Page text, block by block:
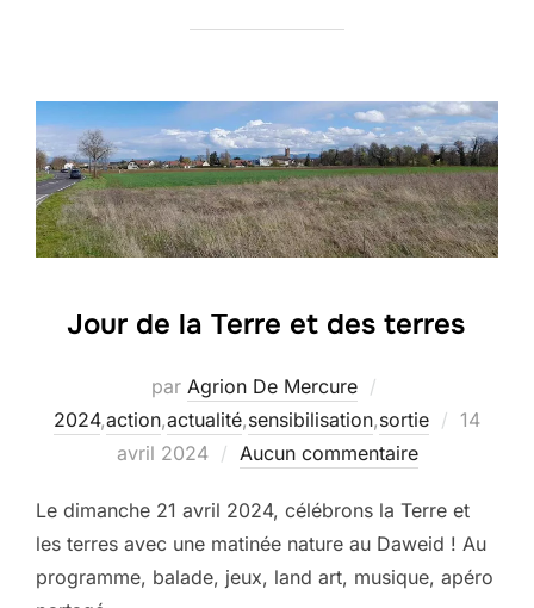
Jour de la Terre et des terres
par Agrion De Mercure
2024,action,actualité,sensibilisation,sortie
Publié
14
avril 2024
Aucun commentaire
Le dimanche 21 avril 2024, célébrons la Terre et
les terres avec une matinée nature au Daweid ! Au
programme, balade, jeux, land art, musique, apéro